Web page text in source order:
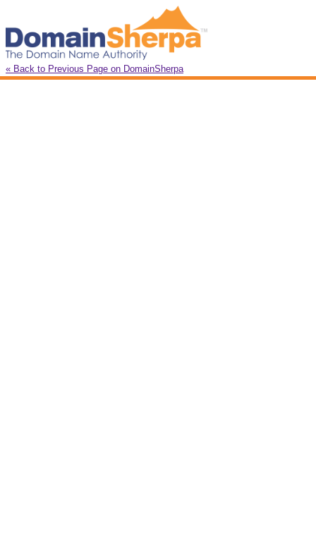
« Back to Previous Page on DomainSherpa